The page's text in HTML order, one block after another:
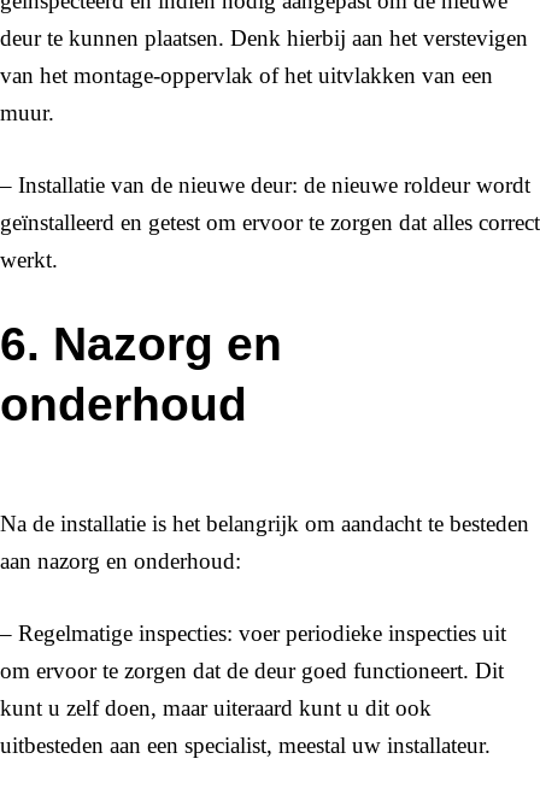
deur te kunnen plaatsen. Denk hierbij aan het verstevigen
van het montage-oppervlak of het uitvlakken van een
muur.
– Installatie van de nieuwe deur: de nieuwe roldeur wordt
geïnstalleerd en getest om ervoor te zorgen dat alles correct
werkt.
6. Nazorg en
onderhoud
Na de installatie is het belangrijk om aandacht te besteden
aan nazorg en onderhoud:
– Regelmatige inspecties: voer periodieke inspecties uit
om ervoor te zorgen dat de deur goed functioneert. Dit
kunt u zelf doen, maar uiteraard kunt u dit ook
uitbesteden aan een specialist, meestal uw installateur.